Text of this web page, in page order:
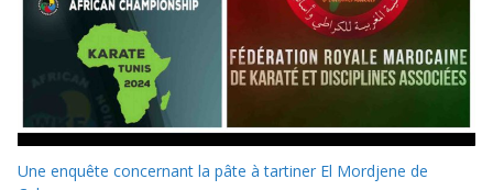
Une enquête concernant la pâte à tartiner El Mordjene de